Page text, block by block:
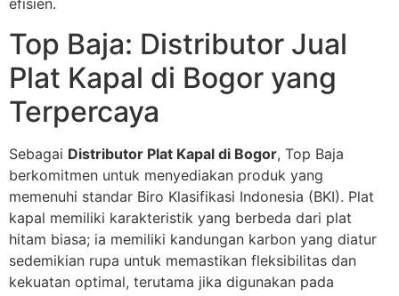
efisien.
Top Baja: Distributor Jual
Plat Kapal di Bogor yang
Terpercaya
Sebagai Distributor Plat Kapal di Bogor, Top Baja
berkomitmen untuk menyediakan produk yang
memenuhi standar Biro Klasifikasi Indonesia (BKI). Plat
kapal memiliki karakteristik yang berbeda dari plat
hitam biasa; ia memiliki kandungan karbon yang diatur
sedemikian rupa untuk memastikan fleksibilitas dan
kekuatan optimal, terutama jika digunakan pada